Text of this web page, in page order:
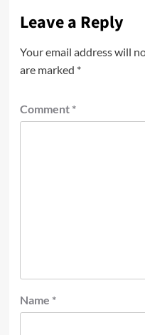
Leave a Reply
Your email address will
are marked *
Comment *
Name *